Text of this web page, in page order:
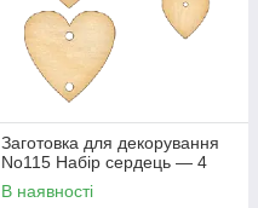
Заготовка для декорування
No115 Набір сердець — 4
В наявності